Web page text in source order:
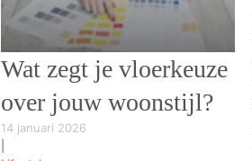
Wat zegt je vloerkeuze
over jouw woonstijl?
14 januari 2026